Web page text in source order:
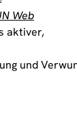
Web
aktiver,
und